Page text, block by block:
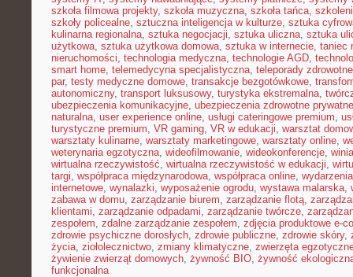
szkoła filmowa projekty, szkoła muzyczna, szkoła tańca,
szkoły policealne, sztuczna inteligencja w kulturze, sztuka
kulinarna regionalna, sztuka negocjacji, sztuka uliczna, sztuka
użytkowa, sztuka użytkowa domowa, sztuka w internecie, taniec
nieruchomości, technologia medyczna, technologie AGD,
smart home, telemedycyna specjalistyczna, teleporady zdrowotne
par, testy medyczne domowe, transakcje bezgotówkowe,
autonomiczny, transport luksusowy, turystyka ekstremalna,
ubezpieczenia komunikacyjne, ubezpieczenia zdrowotne prywatne
naturalna, user experience online, usługi cateringowe premium,
turystyczne premium, VR gaming, VR w edukacji, warsztat
warsztaty kulinarne, warsztaty marketingowe, warsztaty online,
weterynaria egzotyczna, wideofilmowanie, wideokonferencje,
wirtualna rzeczywistość, wirtualna rzeczywistość w edukacji,
targi, współpraca międzynarodowa, współpraca online,
internetowe, wynalazki, wyposażenie ogrodu, wystawa malarska,
zabawa w domu, zarządzanie biurem, zarządzanie flotą,
klientami, zarządzanie odpadami, zarządzanie twórcze,
zespołem, zdalne zarządzanie zespołem, zdjęcia produktowe e-
zdrowie psychiczne dorosłych, zdrowie publiczne, zdrowie skóry,
życia, ziołolecznictwo, zmiany klimatyczne, zwierzęta
żywienie zwierząt domowych, żywność BIO, żywność
funkcjonalna